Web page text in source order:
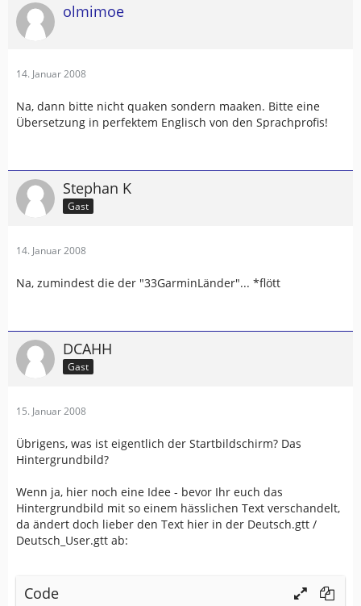
olmimoe
14. Januar 2008
Na, dann bitte nicht quaken sondern maaken. Bitte eine
Übersetzung in perfektem Englisch von den Sprachprofis!
Stephan K
Gast
14. Januar 2008
Na, zumindest die der "33GarminLänder"... *flött
DCAHH
Gast
15. Januar 2008
Übrigens, was ist eigentlich der Startbildschirm? Das
Hintergrundbild?
Wenn ja, hier noch eine Idee - bevor Ihr euch das
Hintergrundbild mit so einem hässlichen Text verschandelt,
da ändert doch lieber den Text hier in der Deutsch.gtt /
Deutsch_User.gtt ab:
Code